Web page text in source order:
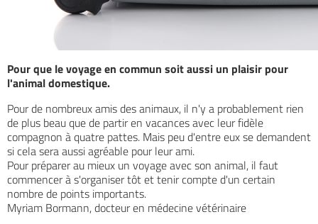
Pour que le voyage en commun soit aussi un plaisir pour
l'animal domestique.
Pour de nombreux amis des animaux, il n'y a probablement rien
de plus beau que de partir en vacances avec leur fidèle
compagnon à quatre pattes. Mais peu d'entre eux se demandent
si cela sera aussi agréable pour leur ami.
Pour préparer au mieux un voyage avec son animal, il faut
commencer à s'organiser tôt et tenir compte d'un certain
nombre de points importants.
Myriam Bormann, docteur en médecine vétérinaire